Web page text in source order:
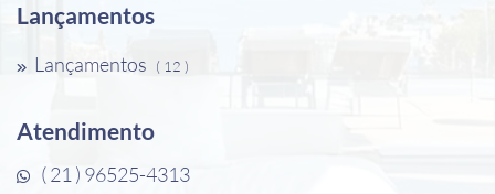
Lançamentos
Lançamentos ( 12 )
Atendimento
( 21 ) 96525-4313